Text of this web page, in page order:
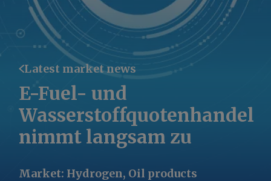
Latest market news
E-Fuel- und
Wasserstoffquotenhandel
nimmt langsam zu
Market: Hydrogen, Oil products